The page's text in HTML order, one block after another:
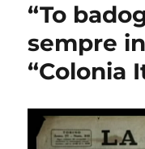
“To
sempre
“Colonia